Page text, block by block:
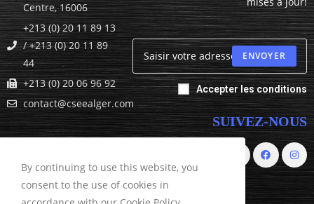
Centre, 16006
+213 (0) 20 11 89 13
/ +213 (0) 20 11 89
44
+213 (0) 20 06 96 92
contact@cseealger.com
ENVOYER
Accepter les conditions
SUIVEZ-NOUS
By continuing to use this website, you
consent to the use of cookies in